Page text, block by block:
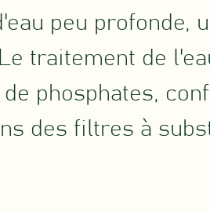
peu profonde,
traitement de
phosphates,
des filtres à